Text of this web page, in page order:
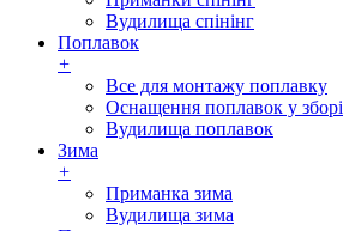
Вудилища спінінг
Поплавок
+
Все для монтажу поплавку
Оснащення поплавок у зборі
Вудилища поплавок
Зима
+
Приманка зима
Вудилища зима